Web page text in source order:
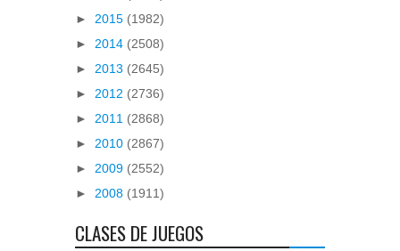
► 2015 (1982)
► 2014 (2508)
► 2013 (2645)
► 2012 (2736)
► 2011 (2868)
► 2010 (2867)
► 2009 (2552)
► 2008 (1911)
CLASES DE JUEGOS